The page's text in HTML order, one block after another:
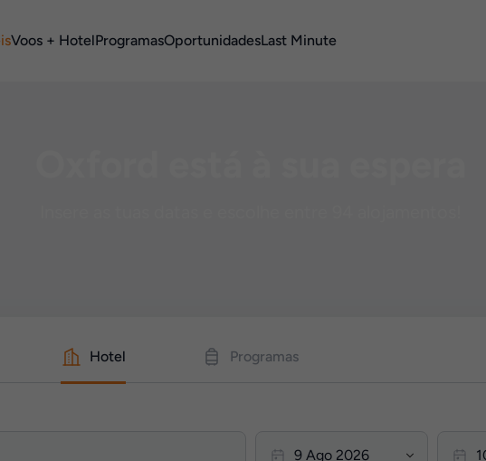
Voos + HotelProgramasOportunidadesLast Minute
Hotel Programas